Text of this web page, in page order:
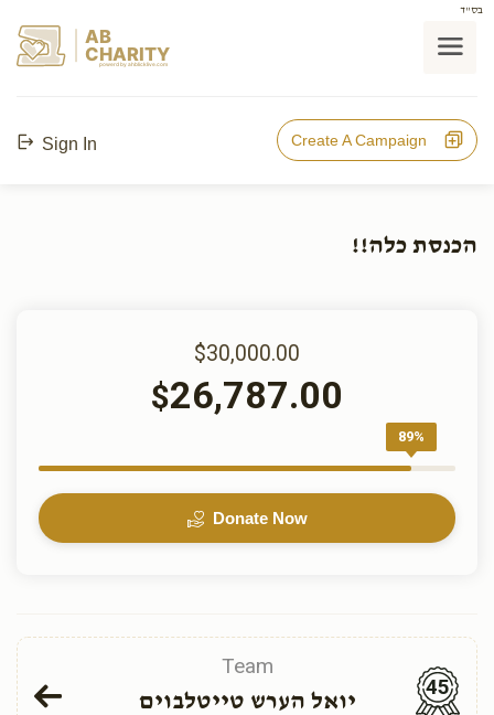
בס"ד
AB
CHARITY
powerd by ahblicklive.com
Sign In Create A Campaign
הכנסת כלה!!
$30,000.00
$26,787.00
89%
Donate Now
Team
יואל הערש טייטלבוים
45